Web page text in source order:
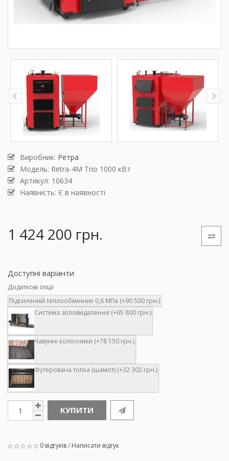
Виробник: Ретра
Модель: Retra-4М Trio 1000 кВт
Артикул: 10634
Наявність: Є в наявності
1 424 200 грн.
Доступні варіанти
Додаткові опції
Підсилений теплообмінник 0,6 МПа (+90 500 грн.)
Система золовидалення (+65 800 грн.)
Чавунні колосники (+78 150 грн.)
Футерована топка (шамот) (+32 302 грн.)
КУПИТИ
0 відгуків/ Написати відгук